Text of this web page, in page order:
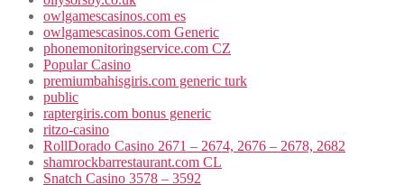
owlgamescasinos.com es
owlgamescasinos.com Generic
phonemonitoringservice.com CZ
Popular Casino
premiumbahisgiris.com generic turk
public
raptergiris.com bonus generic
ritzo-casino
RollDorado Casino 2671 – 2674, 2676 – 2678, 2682
shamrockbarrestaurant.com CL
Snatch Casino 3578 – 3592